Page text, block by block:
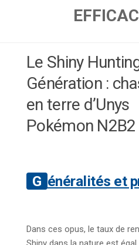
Le Shiny
Génération :
en terre d’Unys
Pokémon N2B2
Généralités et
Dans ces opus, le taux de